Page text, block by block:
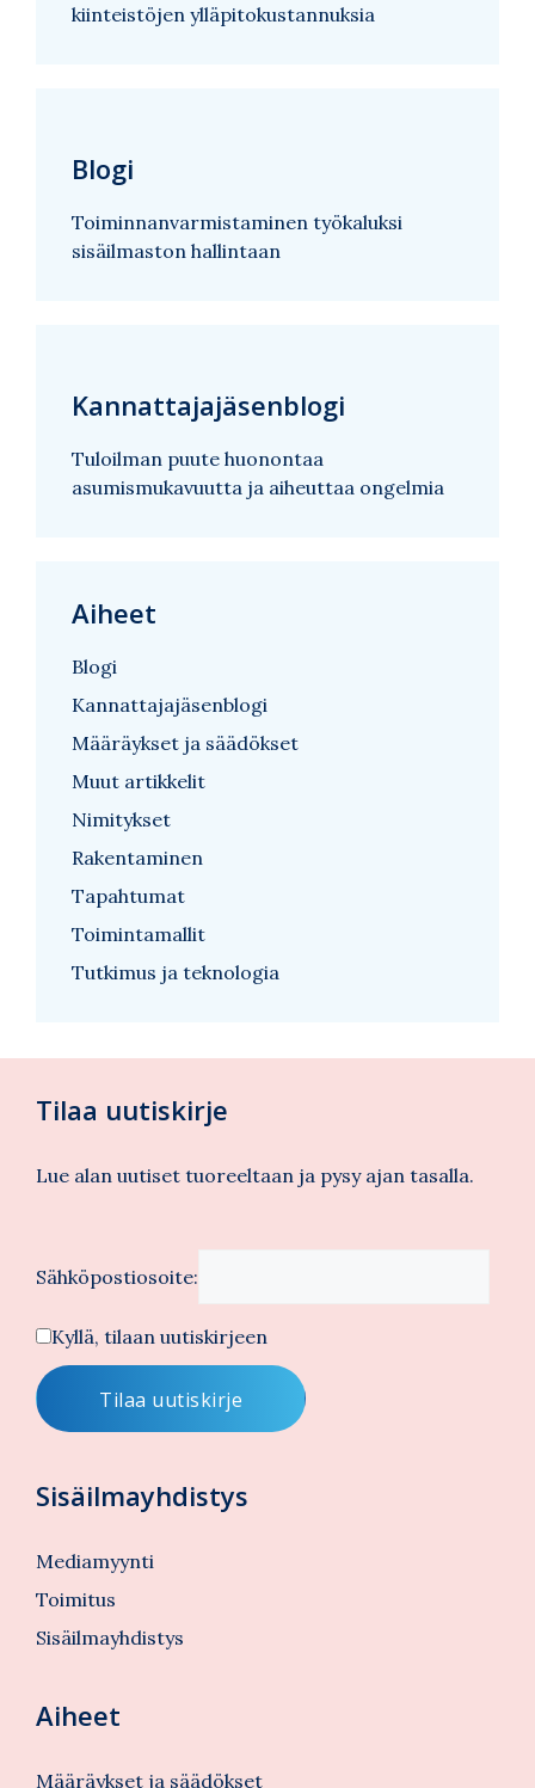
kiinteistöjen ylläpitokustannuksia
Blogi
Toiminnanvarmistaminen työkaluksi
sisäilmaston hallintaan
Kannattajajäsenblogi
Tuloilman puute huonontaa
asumismukavuutta ja aiheuttaa ongelmia
Aiheet
Blogi
Kannattajajäsenblogi
Määräykset ja säädökset
Muut artikkelit
Nimitykset
Rakentaminen
Tapahtumat
Toimintamallit
Tutkimus ja teknologia
Tilaa uutiskirje
Lue alan uutiset tuoreeltaan ja pysy ajan tasalla.
Sähköpostiosoite:
Kyllä, tilaan uutiskirjeen
Sisäilmayhdistys
Mediamyynti
Toimitus
Sisäilmayhdistys
Aiheet
Määräykset ja säädökset